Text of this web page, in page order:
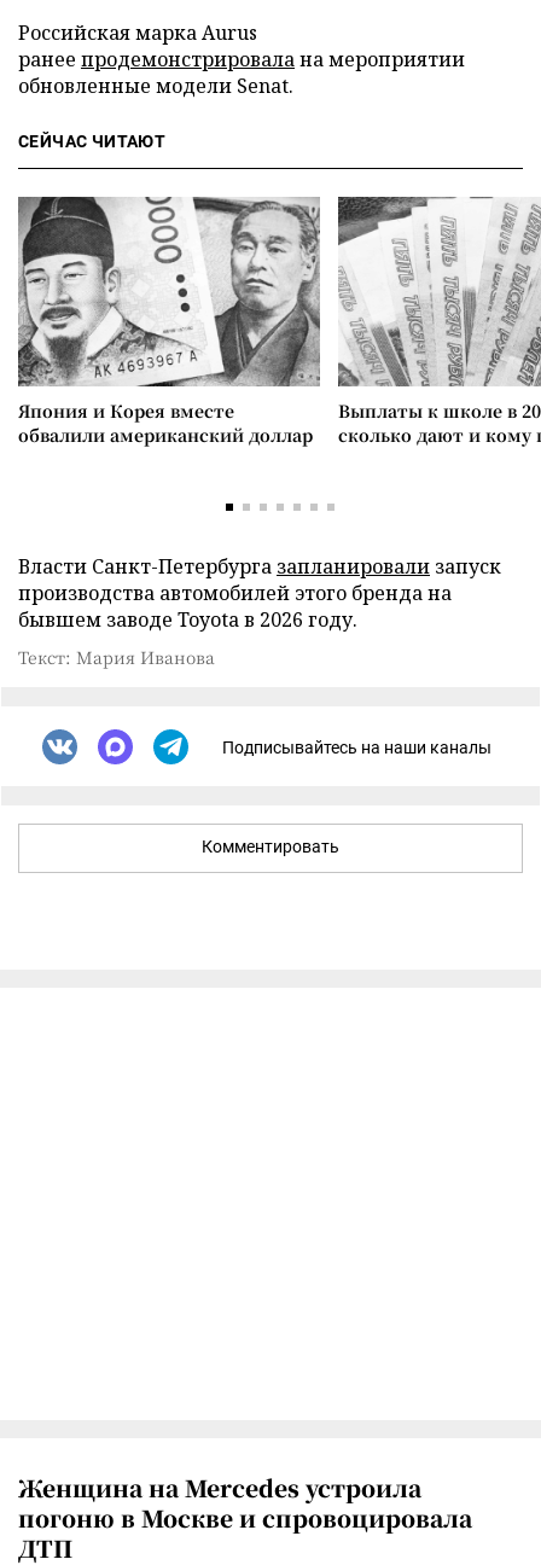
Российская марка Aurus
ранее продемонстрировалана мероприятии
обновленные модели Senat.
СЕЙЧАС ЧИТАЮТ
Япония и Корея вместе
обвалили американский доллар
Выплаты к школе в
сколько дают и
Власти Санкт-Петербурга запланировали запуск
производства автомобилей этого бренда на
бывшем заводе Toyota в 2026 году.
Текст: Мария Иванова
Подписывайтесь на наши каналы
Комментировать
Женщина на Mercedes устроила
погоню в Москве и спровоцировала
ДТП